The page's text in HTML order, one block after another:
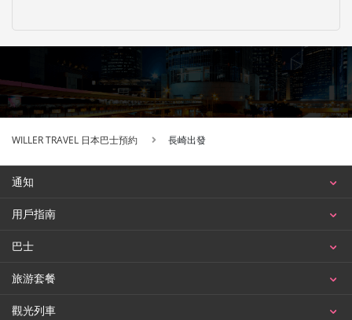
WILLER TRAVEL 日本巴士預約 長崎出發
通知
用戶指南
巴士
旅游套餐
觀光列車